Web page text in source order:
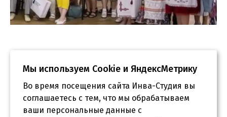
Мы используем Сookie и ЯндексМетрику
Во время посещения сайта Инва-Студия вы
соглашаетесь с тем, что мы обрабатываем
ваши персональные данные с